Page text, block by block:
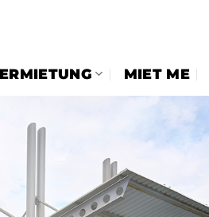
MIET ME